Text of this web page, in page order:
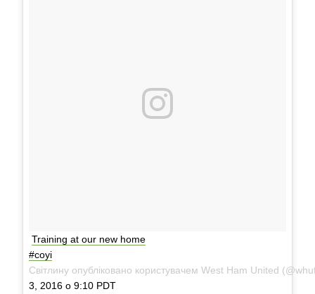
Training at our new home
#coyi
Світлину опубліковано користувачем West Ham United
3, 2016 о 9:10 PDT